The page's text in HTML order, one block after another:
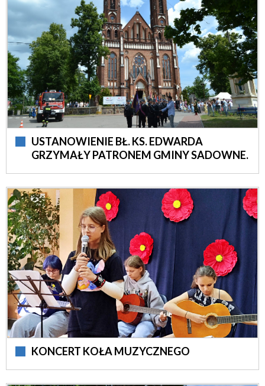
USTANOWIENIE BŁ. KS. EDWARDA
GRZYMAŁY PATRONEM GMINY SADOWNE.
KONCERT KOŁA MUZYCZNEGO